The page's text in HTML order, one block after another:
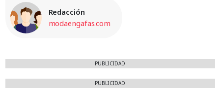
Redacción
modaengafas.com
PUBLICIDAD
PUBLICIDAD